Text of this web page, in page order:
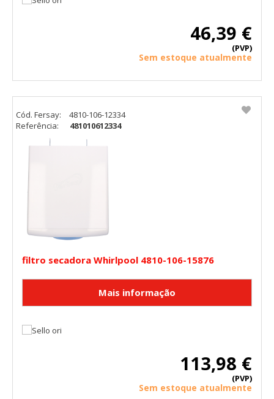
46,39 €
(PVP)
Sem estoque atualmente
filtro secadora Whirlpool 4810-106-15876
113,98 €
(PVP)
Sem estoque atualmente
Cód. Fersay:
4810-106-12334
Referência:
481010612334